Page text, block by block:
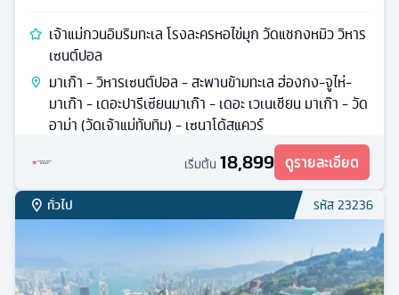
เจ้าแม่กวนอิมริมทะเล โรงละครหอไข่มุก วัดแชกงหมิว วิหาร
เซนต์ปอล
มาเก๊า - วิหารเซนต์ปอล - สะพานข้ามทะเล ฮ่องกง-จูไห่-
มาเก๊า - เดอะปารีเซียนมาเก๊า - เดอะ เวเนเชียน มาเก๊า - วัด
อาม่า (วัดเจ้าแม่ทับทิม) - เซนาโด้สแควร์
เริ่มต้น 18,899 ดูรายละเอียด
ทั่วไป รหัส23236